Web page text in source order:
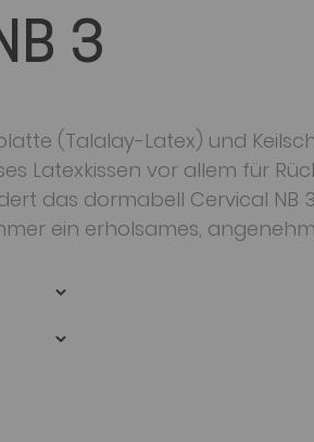
3
(Talalay-Latex) und
Latexkissen vor allem für
das dormabell Cervical NB
ein erholsames,